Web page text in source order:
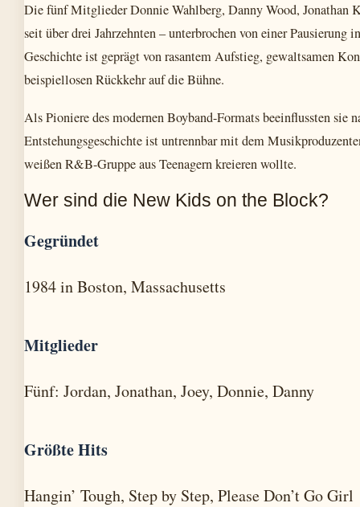
Die fünf Mitglieder Donnie Wahlberg, Danny Wood, Jonathan
seit über drei Jahrzehnten – unterbrochen von einer Pausierung
Geschichte ist geprägt von rasantem Aufstieg, gewaltsamen
beispiellosen Rückkehr auf die Bühne.
Als Pioniere des modernen Boyband-Formats beeinflussten sie
Entstehungsgeschichte ist untrennbar mit dem
weißen R&B-Gruppe aus Teenagern kreieren wollte.
Wer sind die New Kids on the Block?
Gegründet
1984 in Boston, Massachusetts
Mitglieder
Fünf: Jordan, Jonathan, Joey, Donnie, Danny
Größte Hits
Hangin’ Tough, Step by Step, Please Don’t Go Girl